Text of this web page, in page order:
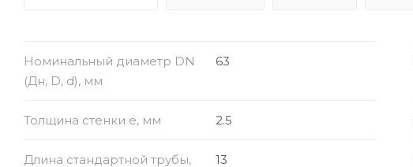
Номинальный диаметр DN
(Дн, D, d), мм
63
Толщина стенки e, мм 2.5
Длина стандартной трубы,
13